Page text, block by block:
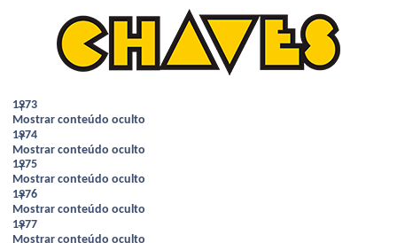
1973
Mostrar conteúdo oculto
1974
Mostrar conteúdo oculto
1975
Mostrar conteúdo oculto
1976
Mostrar conteúdo oculto
1977
Mostrar conteúdo oculto